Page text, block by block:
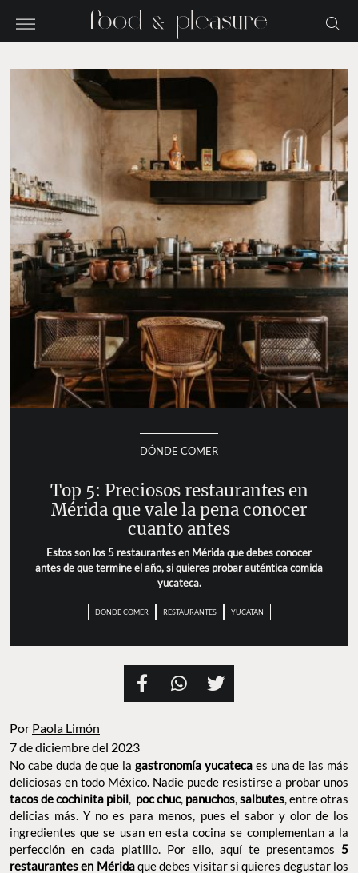
DÓNDE COMER
Top 5: Preciosos restaurantes en
Mérida que vale la pena conocer
cuanto antes
Estos son los 5 restaurantes en Mérida que debes conocer
antes de que termine el año, si quieres probar auténtica
comida yucateca.
DÓNDE COMER RESTAURANTES YUCATAN
PorPaola Limón
7 de diciembre del 2023
No cabe duda de que la gastronomía yucatecaes una de las más
deliciosas en todo México. Nadie puede resistirse a probar unos
tacos de cochinita pibil,poc chuc,panuchos,salbutes, entre
otras delicias más. Y no es para menos, pues el sabor y olor de los
ingredientes que se usan en esta cocina se complementan a la